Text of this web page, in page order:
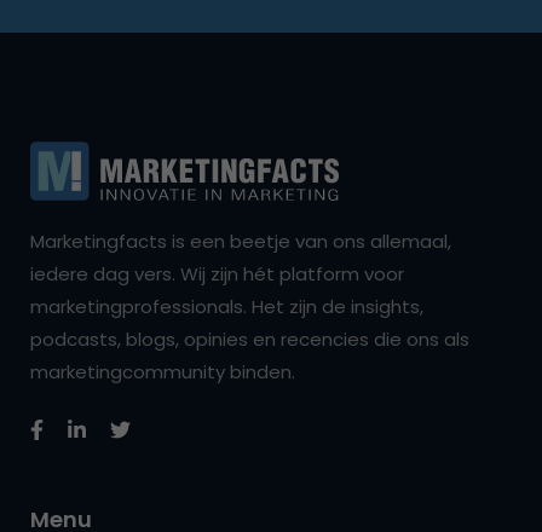
Marketingfacts is een beetje van ons allemaal,
iedere dag vers. Wij zijn hét platform voor
marketingprofessionals. Het zijn de insights,
podcasts, blogs, opinies en recencies die ons als
marketingcommunity binden.
Menu